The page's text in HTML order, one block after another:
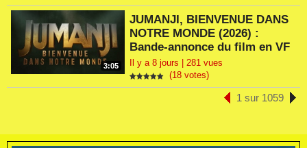
3:05
JUMANJI, BIENVENUE DANS
NOTRE MONDE (2026) :
Bande-annonce du film en VF
Il y a 8 jours | 281 vues
(18 votes)
1 sur 1059